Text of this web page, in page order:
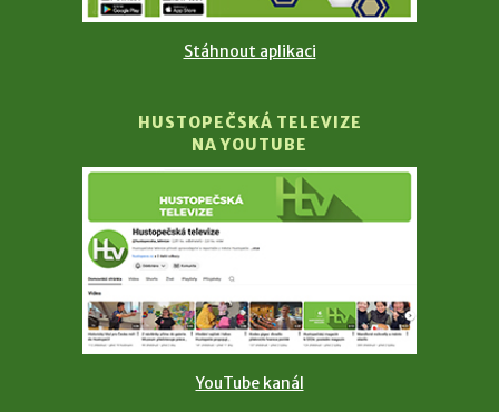
Stáhnout aplikaci
HUSTOPEČSKÁ TELEVIZE
NA YOUTUBE
YouTube kanál